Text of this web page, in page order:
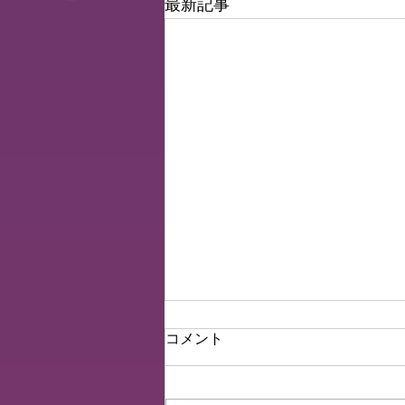
最新記事
Voice of members 35
はじめまして〜！りいこです！
コメント